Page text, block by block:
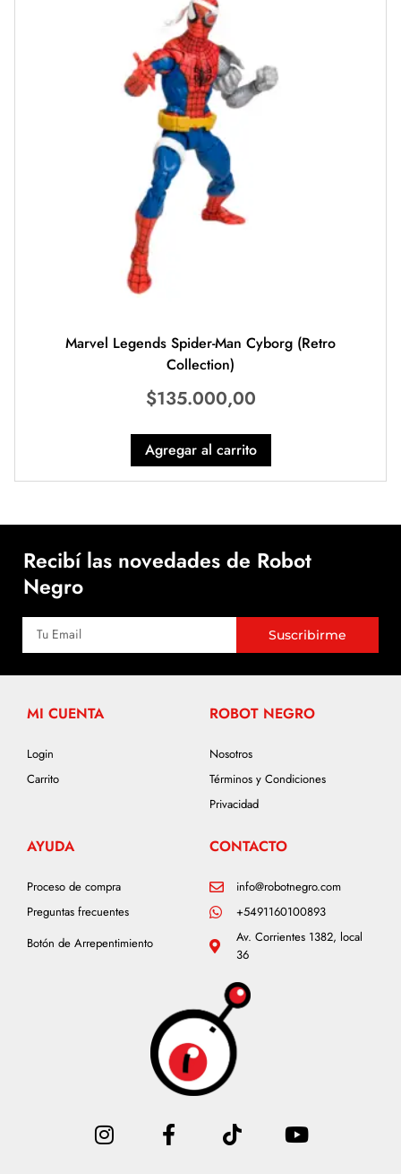
Marvel Legends Spider-Man Cyborg (Retro
Collection)
$135.000,00
Agregar al carrito
Recibí las novedades de Robot
Negro
Suscribirme
MI CUENTA
Login
Carrito
ROBOT NEGRO
Nosotros
Términos y Condiciones
Privacidad
AYUDA
Proceso de compra
Preguntas frecuentes
Botón de Arrepentimiento
CONTACTO
info@robotnegro.com
+5491160100893
Av. Corrientes 1382, local
36